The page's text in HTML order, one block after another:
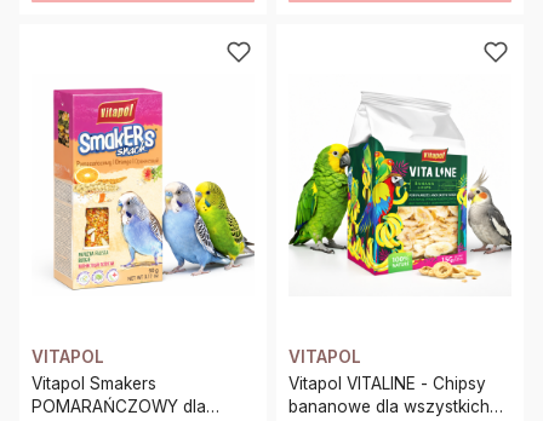
VITAPOL
Vitapol Smakers
POMARAŃCZOWY dla
VITAPOL
Vitapol VITALINE - Chipsy
bananowe dla wszystkich